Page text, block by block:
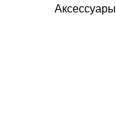
Аксессуары